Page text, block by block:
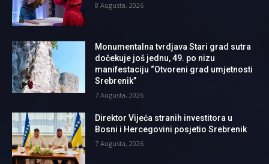
8 Augusta, 2026
Monumentalna tvrdjava Stari grad sutra
dočekuje još jednu, 49. po nizu
manifestaciju “Otvoreni grad umjetnosti
Srebrenik”
7 Augusta, 2026
Direktor Vijeća stranih investitora u
Bosni i Hercegovini posjetio Srebrenik
7 Augusta, 2026